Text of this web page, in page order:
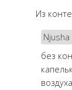
Из
Njusha
без